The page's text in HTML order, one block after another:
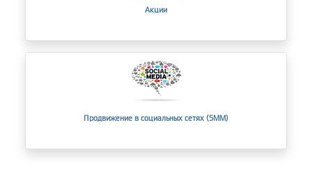
Акции
Продвижение в социальных сетях (SMM)